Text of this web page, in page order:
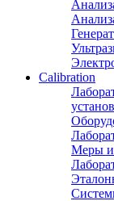
Calibration
Меры и